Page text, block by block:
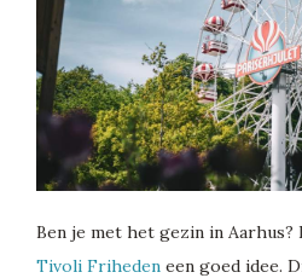
Ben je met het gezin in Aarhus?
Tivoli Friheden een goed idee.